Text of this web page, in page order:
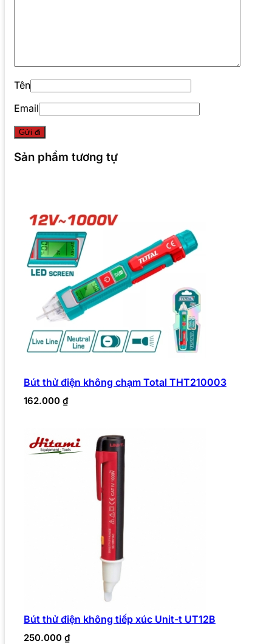
Tên
Email
Sản phẩm tương tự
Bút thử điện không chạm Total THT210003
162.000 ₫
Bút thử điện không tiếp xúc Unit-t UT12B
250.000 ₫